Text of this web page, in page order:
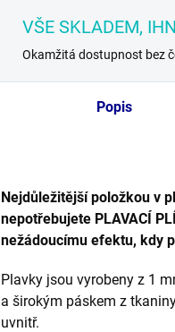
VŠE SKLADEM,
Okamžitá dostupnost bez
Popis
Nejdůležitější položkou v
nepotřebujete PLAVACÍ
nežádoucímu efektu, kdy
Plavky jsou vyrobeny z 1
a širokým páskem z
uvnitř.